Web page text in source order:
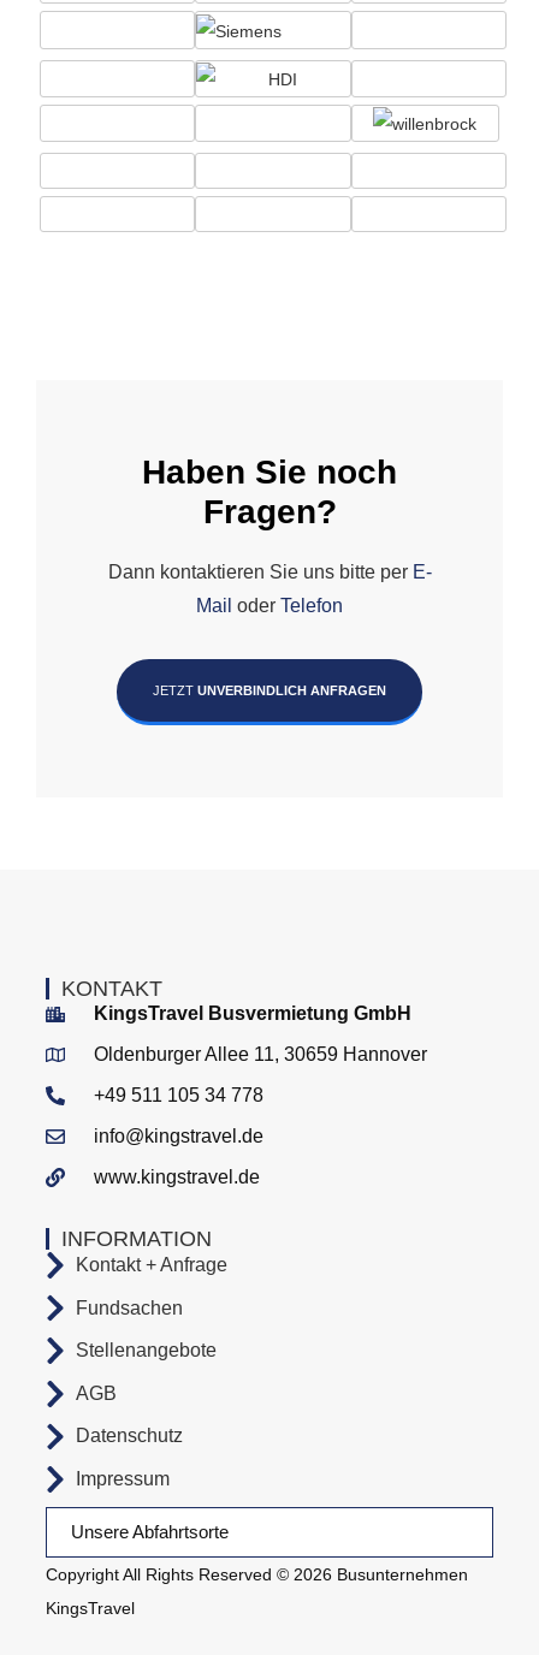
Haben Sie noch
Fragen?
Dann kontaktieren Sie uns bitte per E-
Mail oder Telefon
JETZT UNVERBINDLICH ANFRAGEN
Copyright All Rights Reserved © 2026 Busunternehmen
KingsTravel
Unsere Abfahrtsorte
INFORMATION
Kontakt + Anfrage
Fundsachen
Stellenangebote
AGB
Datenschutz
Impressum
KONTAKT
KingsTravel Busvermietung GmbH
Oldenburger Allee 11, 30659 Hannover
+49 511 105 34 778
info@kingstravel.de
www.kingstravel.de